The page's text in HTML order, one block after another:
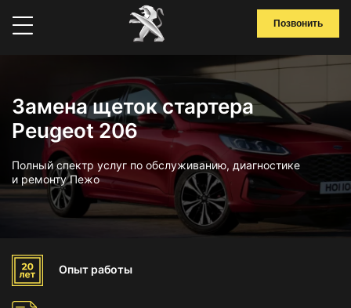
Позвонить
Замена щеток стартера
Peugeot 206
Полный спектр услуг по обслуживанию, диагностике
и ремонту Пежо
Опыт работы